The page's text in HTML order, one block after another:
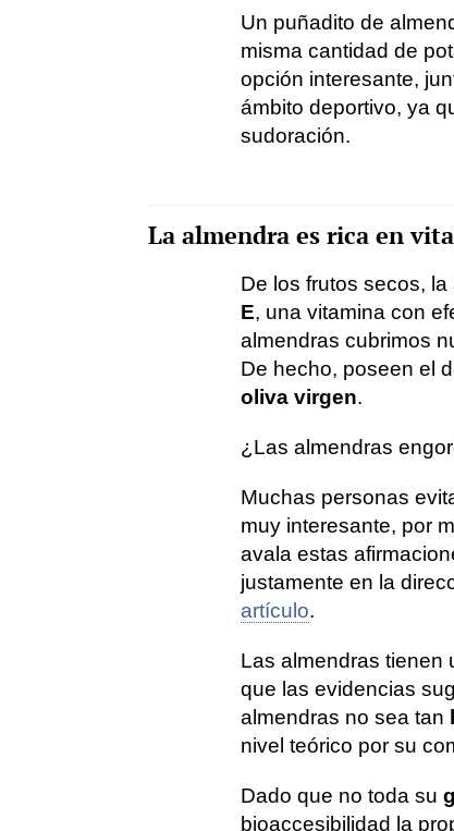
Un puñadito de
misma cantidad de
opción interesante,
ámbito deportivo, ya
sudoración.
La almendra es rica en
De los frutos secos,
E, una vitamina con
almendras cubrimos
De hecho, poseen el
oliva virgen.
¿Las almendras
Muchas personas
muy interesante, por
avala estas
justamente en la
artículo.
Las almendras tienen
que las evidencias
almendras no sea tan
nivel teórico por su
Dado que no toda su
bioaccesibilidad la